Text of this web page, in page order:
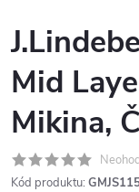
Mid
Mikina,
Kód produktu: